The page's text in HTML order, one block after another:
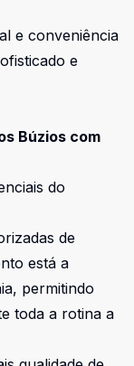
e conveniência
e
Búzios com
do
de
está a
permitindo
toda a rotina a